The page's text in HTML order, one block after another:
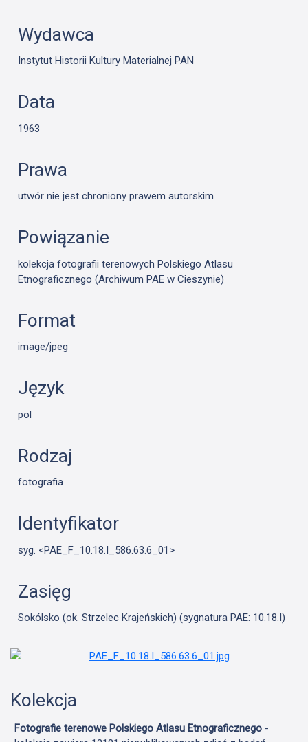
Wydawca
Instytut Historii Kultury Materialnej PAN
Data
1963
Prawa
utwór nie jest chroniony prawem autorskim
Powiązanie
kolekcja fotografii terenowych Polskiego Atlasu
Etnograficznego (Archiwum PAE w Cieszynie)
Format
image/jpeg
Język
pol
Rodzaj
fotografia
Identyfikator
syg. <PAE_F_10.18.I_586.63.6_01>
Zasięg
Sokólsko (ok. Strzelec Krajeńskich) (sygnatura PAE: 10.18.I)
Kolekcja
Fotografie terenowe Polskiego Atlasu Etnograficznego -